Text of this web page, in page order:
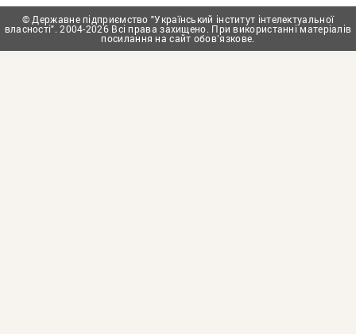
© Державне підприємство "Український інститут інтелектуальної
власності". 2004-2026 Всі права захищено. При використанні матеріалів
посилання на сайт обовʼязкове.